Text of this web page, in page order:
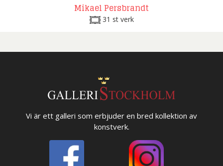
Mikael Persbrandt
31 st verk
Vi är ett galleri som erbjuder en bred kollektion av
konstverk.